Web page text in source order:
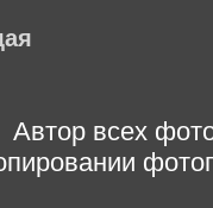
Автор всех